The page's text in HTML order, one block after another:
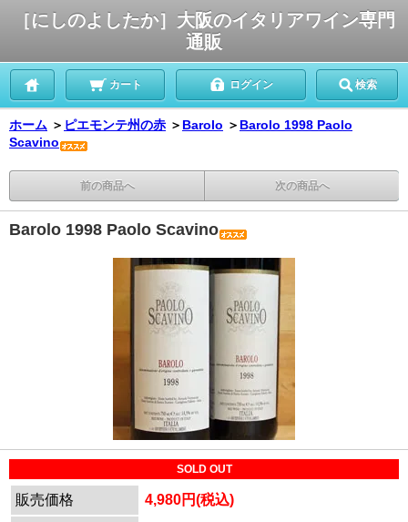
［にしのよしたか］大阪のイタリアワイン専門
通販
カート ログイン 検索
ホーム ＞ ピエモンテ州の赤 ＞ Barolo ＞ Barolo 1998 Paolo
Scavino
前の商品へ 次の商品へ
Barolo 1998 Paolo Scavino
SOLD OUT
販売価格
4,980円(税込)